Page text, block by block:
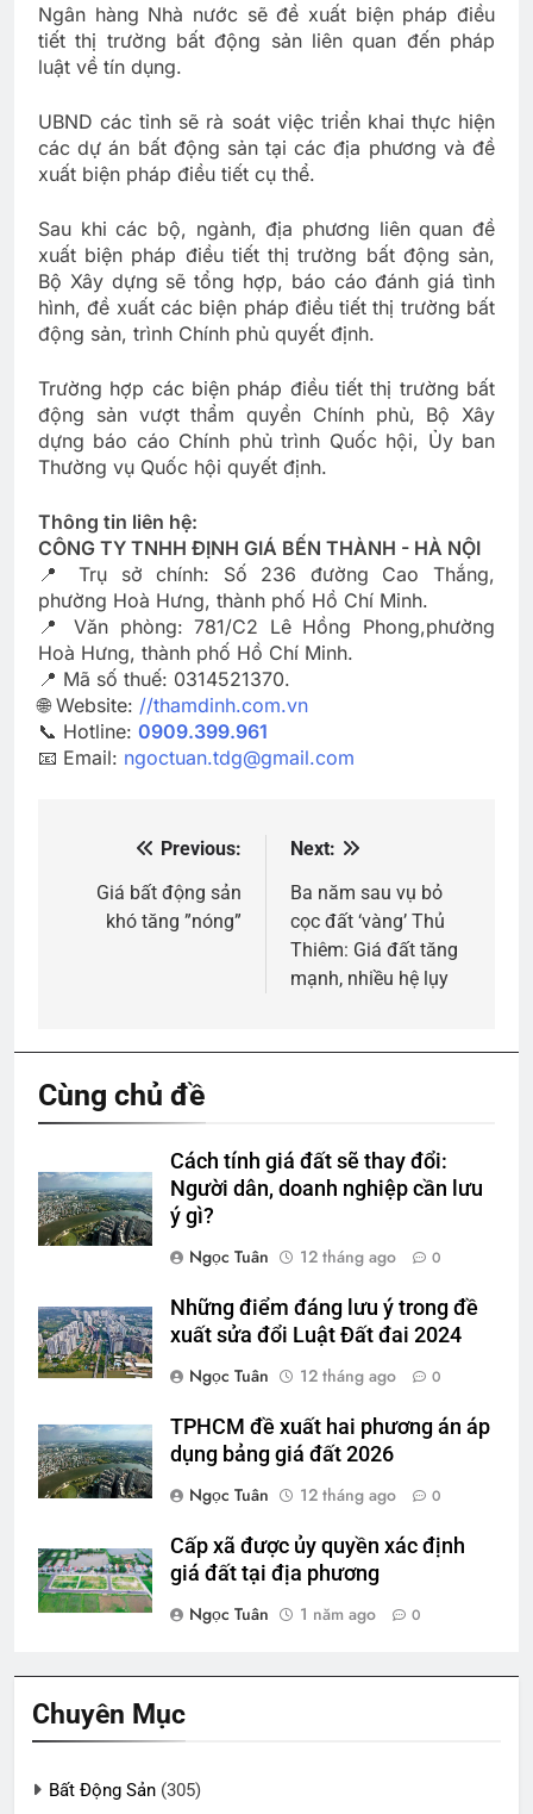
Ngân hàng Nhà nước sẽ đề xuất biện pháp điều
tiết thị trường bất động sản liên quan đến pháp
luật về tín dụng.
UBND các tỉnh sẽ rà soát việc triển khai thực hiện
các dự án bất động sản tại các địa phương và đề
xuất biện pháp điều tiết cụ thể.
Sau khi các bộ, ngành, địa phương liên quan đề
xuất biện pháp điều tiết thị trường bất động sản,
Bộ Xây dựng sẽ tổng hợp, báo cáo đánh giá tình
hình, đề xuất các biện pháp điều tiết thị trường bất
động sản, trình Chính phủ quyết định.
Trường hợp các biện pháp điều tiết thị trường bất
động sản vượt thẩm quyền Chính phủ, Bộ Xây
dựng báo cáo Chính phủ trình Quốc hội, Ủy ban
Thường vụ Quốc hội quyết định.
Thông tin liên hệ:
CÔNG TY TNHH ĐỊNH GIÁ BẾN THÀNH - HÀ NỘI
📍 Trụ sở chính: Số 236 đường Cao Thắng,
phường Hoà Hưng, thành phố Hồ Chí Minh.
📍 Văn phòng: 781/C2 Lê Hồng Phong,phường
Hoà Hưng, thành phố Hồ Chí Minh.
📍 Mã số thuế: 0314521370.
🌐 Website: //thamdinh.com.vn
📞 Hotline: 0909.399.961
📧 Email: ngoctuan.tdg@gmail.com
hướng
Previous:
Giá bất động sản
khó tăng ”nóng”
Next:
Ba năm sau vụ bỏ
cọc đất ‘vàng’ Thủ
Thiêm: Giá đất tăng
mạnh, nhiều hệ lụy
Cùng chủ đề
Cách tính giá đất sẽ thay đổi:
Người dân, doanh nghiệp cần lưu
ý gì?
Ngọc Tuân
12 tháng ago 0
Những điểm đáng lưu ý trong đề
xuất sửa đổi Luật Đất đai 2024
Ngọc Tuân
12 tháng ago 0
TPHCM đề xuất hai phương án áp
dụng bảng giá đất 2026
Ngọc Tuân
12 tháng ago 0
Cấp xã được ủy quyền xác định
giá đất tại địa phương
Ngọc Tuân
1 năm ago 0
Chuyên Mục
Bất Động Sản (305)